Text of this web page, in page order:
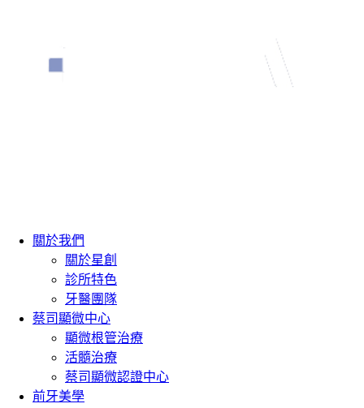
關於我們
關於星創
診所特色
牙醫團隊
蔡司顯微中心
顯微根管治療
活髓治療
蔡司顯微認證中心
前牙美學